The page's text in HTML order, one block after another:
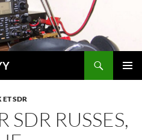
ET SDR
SDR RUSSES,